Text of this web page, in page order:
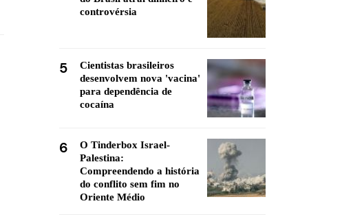
controvérsia
5
Cientistas brasileiros
desenvolvem nova 'vacina'
para dependência de
cocaína
6
O Tinderbox Israel-
Palestina:
Compreendendo a história
do conflito sem fim no
Oriente Médio